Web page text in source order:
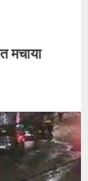
मचाया